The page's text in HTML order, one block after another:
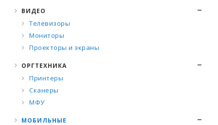
ВИДЕО
Телевизоры
Мониторы
Проекторы и экраны
ОРГТЕХНИКА
Принтеры
Сканеры
МФУ
МОБИЛЬНЫЕ